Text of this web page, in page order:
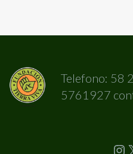
Telefono: 58
5761927
Instagram